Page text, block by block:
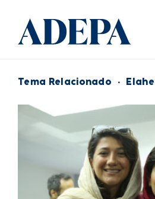
Tema Relacionado ·